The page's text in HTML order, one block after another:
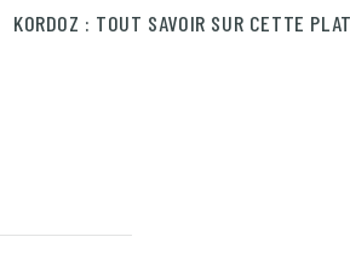
KORDOZ : TOUT SAVOIR SUR CETTE